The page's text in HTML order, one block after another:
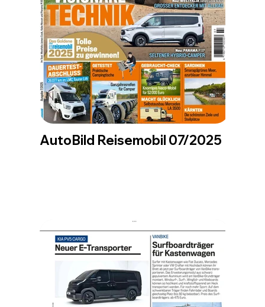
AutoBild Reisemobil 07/2025